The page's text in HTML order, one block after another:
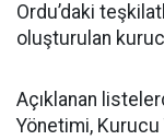
Ordu’daki
oluşturulan
Açıklanan
Yönetimi,